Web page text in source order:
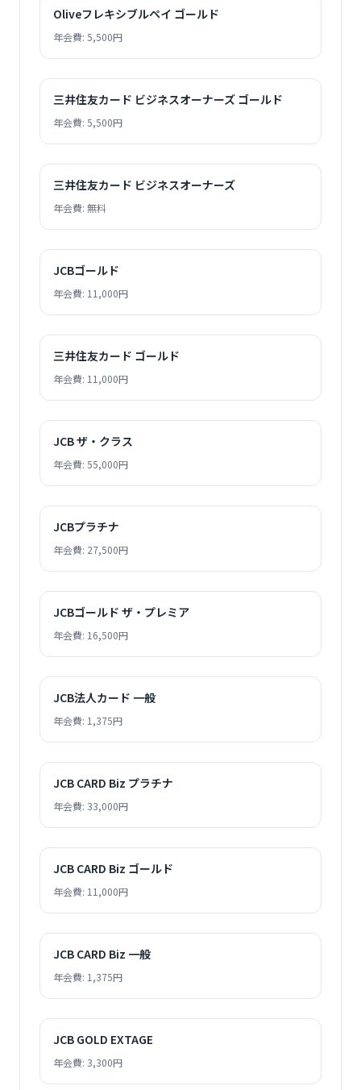
Oliveフレキシブルペイ ゴールド
年会費: 5,500円
三井住友カード ビジネスオーナーズ ゴールド
年会費: 5,500円
三井住友カード ビジネスオーナーズ
年会費: 無料
JCBゴールド
年会費: 11,000円
三井住友カード ゴールド
年会費: 11,000円
JCB ザ・クラス
年会費: 55,000円
JCBプラチナ
年会費: 27,500円
JCBゴールド ザ・プレミア
年会費: 16,500円
JCB法人カード 一般
年会費: 1,375円
JCB CARD Biz プラチナ
年会費: 33,000円
JCB CARD Biz ゴールド
年会費: 11,000円
JCB CARD Biz 一般
年会費: 1,375円
JCB GOLD EXTAGE
年会費: 3,300円